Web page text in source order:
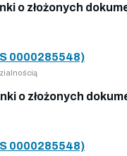
o złożonych
0000285548)
o złożonych
0000285548)